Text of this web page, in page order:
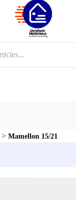
> Mamellon 15/21